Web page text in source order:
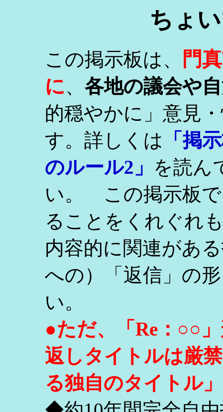
ちょ
この掲示板は、
門
に、 各地の議会や
的穏やかに」意見
す。詳しくは
「掲
のルール2」 を読ん
い。 この掲示板で
ることをくれぐれ
内容的に関連があ
への）「返信」の
い。
●ただ、「Re：○○
返しタイトルは厳
る独自のタイトル